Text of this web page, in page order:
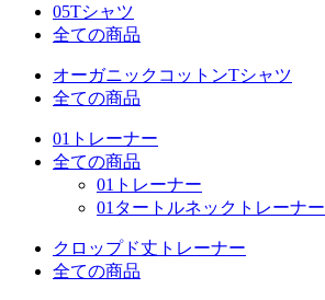
05Tシャツ
全ての商品
オーガニックコットンTシャツ
全ての商品
01トレーナー
全ての商品
01トレーナー
01タートルネックトレーナー
クロップド丈トレーナー
全ての商品